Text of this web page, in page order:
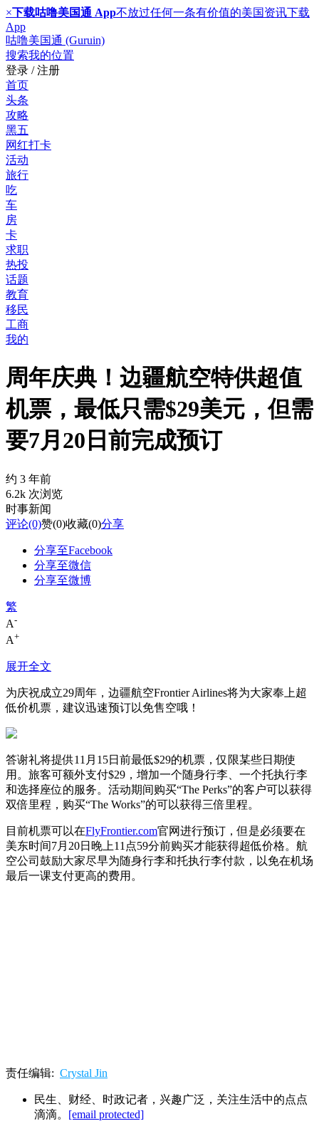
×下载咕噜美国通 App不放过任何一条有价值的美国资讯下载
App
咕噜美国通 (Guruin)
搜索我的位置
登录 / 注册
首页
头条
攻略
黑五
网红打卡
活动
旅行
吃
车
房
卡
求职
热投
话题
教育
移民
工商
我的
周年庆典！边疆航空特供超值
机票，最低只需$29美元，但需
要7月20日前完成预订
约 3 年前
6.2k 次浏览
时事新闻
评论(0)赞(0)收藏(0)分享
分享至Facebook
分享至微信
分享至微博
繁
A-
A+
展开全文
为庆祝成立29周年，边疆航空Frontier Airlines将为大家奉上超
低价机票，建议迅速预订以免售空哦！
答谢礼将提供11月15日前最低$29的机票，仅限某些日期使
用。旅客可额外支付$29，增加一个随身行李、一个托执行李
和选择座位的服务。活动期间购买“The Perks”的客户可以获得
双倍里程，购买“The Works”的可以获得三倍里程。
目前机票可以在FlyFrontier.com官网进行预订，但是必须要在
美东时间7月20日晚上11点59分前购买才能获得超低价格。航
空公司鼓励大家尽早为随身行李和托执行李付款，以免在机场
最后一课支付更高的费用。
责任编辑: Crystal Jin
民生、财经、时政记者，兴趣广泛，关注生活中的点点
滴滴。 [email protected]